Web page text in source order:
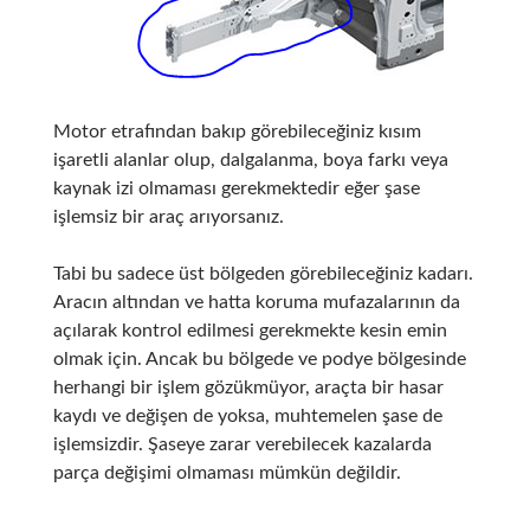
Motor etrafından bakıp görebileceğiniz kısım
işaretli alanlar olup, dalgalanma, boya farkı veya
kaynak izi olmaması gerekmektedir eğer şase
işlemsiz bir araç arıyorsanız.
Tabi bu sadece üst bölgeden görebileceğiniz kadarı.
Aracın altından ve hatta koruma mufazalarının da
açılarak kontrol edilmesi gerekmekte kesin emin
olmak için. Ancak bu bölgede ve podye bölgesinde
herhangi bir işlem gözükmüyor, araçta bir hasar
kaydı ve değişen de yoksa, muhtemelen şase de
işlemsizdir. Şaseye zarar verebilecek kazalarda
parça değişimi olmaması mümkün değildir.